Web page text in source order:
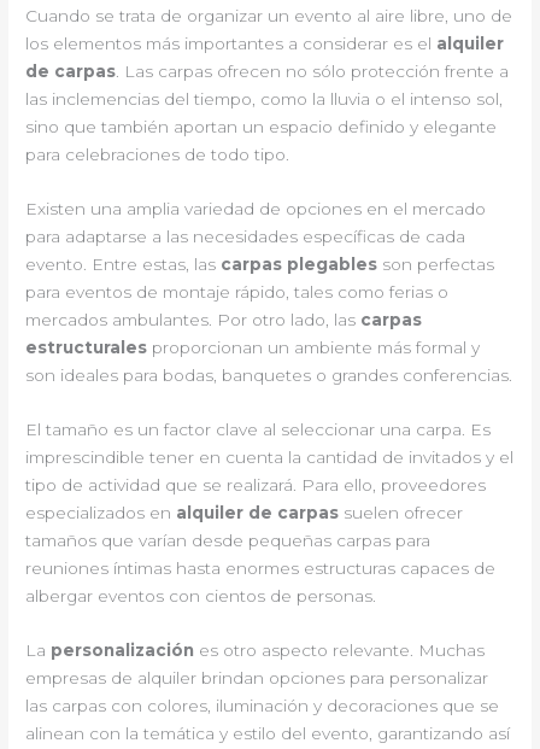
Cuando se trata de organizar un evento al aire libre, uno de
los elementos más importantes a considerar es el alquiler
de carpas . Las carpas ofrecen no sólo protección frente a
las inclemencias del tiempo, como la lluvia o el intenso sol,
sino que también aportan un espacio definido y elegante
para celebraciones de todo tipo.
Existen una amplia variedad de opciones en el mercado
para adaptarse a las necesidades específicas de cada
evento. Entre estas, las carpas plegables son perfectas
para eventos de montaje rápido, tales como ferias o
mercados ambulantes. Por otro lado, las carpas
estructurales proporcionan un ambiente más formal y
son ideales para bodas, banquetes o grandes conferencias.
El tamaño es un factor clave al seleccionar una carpa. Es
imprescindible tener en cuenta la cantidad de invitados y el
tipo de actividad que se realizará. Para ello, proveedores
especializados en alquiler de carpas suelen ofrecer
tamaños que varían desde pequeñas carpas para
reuniones íntimas hasta enormes estructuras capaces de
albergar eventos con cientos de personas.
La personalización es otro aspecto relevante. Muchas
empresas de alquiler brindan opciones para personalizar
las carpas con colores, iluminación y decoraciones que se
alinean con la temática y estilo del evento, garantizando así